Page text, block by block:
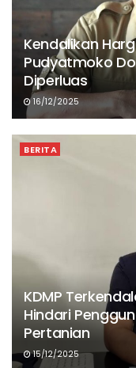
Kendalikan
Pudyatmoko
Diperluas
16/12/2025
BERITA
KDMP
Hindari
Pertanian
15/12/2025